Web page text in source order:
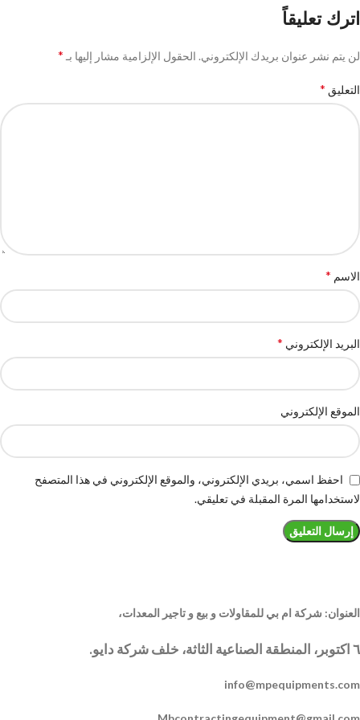
اترك تعليقاً
لن يتم نشر عنوان بريدك الإلكتروني. الحقول الإلزامية مشار إليها بـ *
التعليق *
الاسم *
البريد الإلكتروني *
الموقع الإلكتروني
احفظ اسمي، بريدي الإلكتروني، والموقع الإلكتروني في هذا المتصفح
لاستخدامها المرة المقبلة في تعليقي.
العنوان: شركة ام بي للمقاولات و بيع و تاجير المعدات،
٦ اكتوبر، المنطقة الصناعية الثاثة، خلف شركة دايو.
info@mpequipments.com